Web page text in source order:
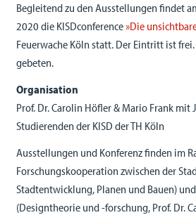
Begleitend zu den Ausstellungen findet
2020 die KISDconference»Die
Feuerwache Köln statt. Der Eintritt ist
gebeten.
Organisation
Prof. Dr. Carolin Höfler & Mario Frank
Studierenden der KISD der TH Köln
Ausstellungen und Konferenz finden im
Forschungskooperation zwischen der
Stadtentwicklung, Planen und Bauen)
(Designtheorie und -forschung, Prof. Dr.